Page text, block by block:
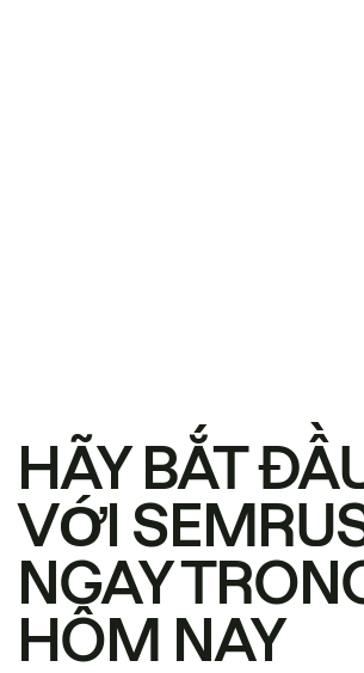
HÃY BẮT
VỚI
NGAY
HÔM NAY